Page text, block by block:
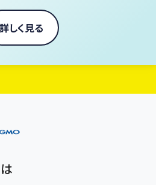
料理家 庄司いずみ
詳しく見る